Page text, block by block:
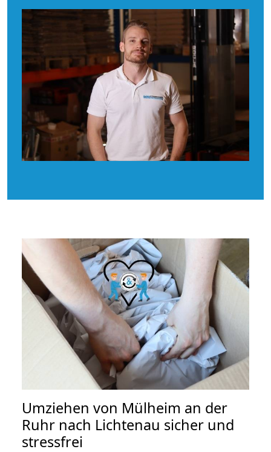
Umziehen von Mülheim an der
Ruhr nach Lichtenau sicher und
stressfrei